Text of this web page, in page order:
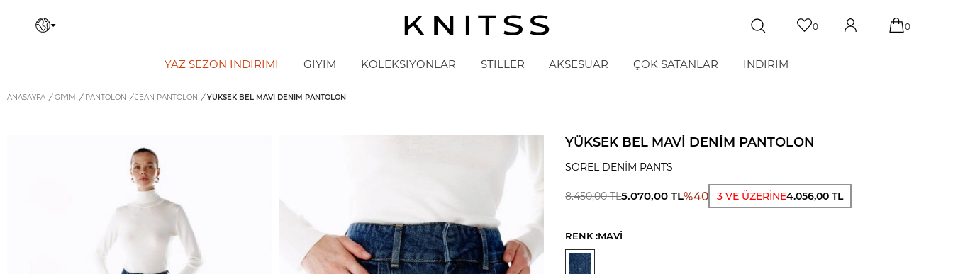
0 0
YAZ SEZON İNDIRIMI GİYİM KOLEKSİYONLAR STİLLER AKSESUAR ÇOK SATANLAR İNDİRİM
ANASAYFA / GİYİM / PANTOLON / JEAN PANTOLON / YÜKSEK BEL MAVI DENIM PANTOLON
YÜKSEK BEL MAVI DENIM PANTOLON
SOREL DENIM PANTS
8.450,00TL5.070,00 TL%40 3 VE ÜZERİNE4.056,00 TL
RENK :MAVİ